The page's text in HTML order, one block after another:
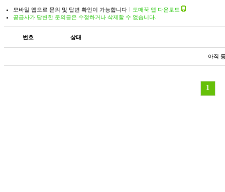
모바일 앱으로 문의 및 답변 확인이 가능합니다
도매꾹 앱 다운로드
공급사가 답변한 문의글은 수정하거나 삭제할 수 없습니다.
번호 상태
아직
1